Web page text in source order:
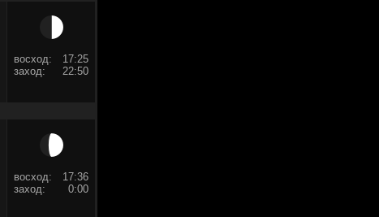
восход:
17:25
заход:
22:50
восход:
17:36
заход:
0:00